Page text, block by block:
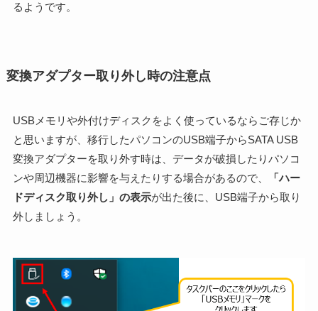
るようです。
変換アダプター取り外し時の注意点
USBメモリや外付けディスクをよく使っているならご存じか
と思いますが、移行したパソコンのUSB端子からSATA USB
変換アダプターを取り外す時は、データが破損したりパソコ
ンや周辺機器に影響を与えたりする場合があるので、
「ハー
ドディスク取り外し」の表示が出た後に、USB端子から取り
外しましょう。